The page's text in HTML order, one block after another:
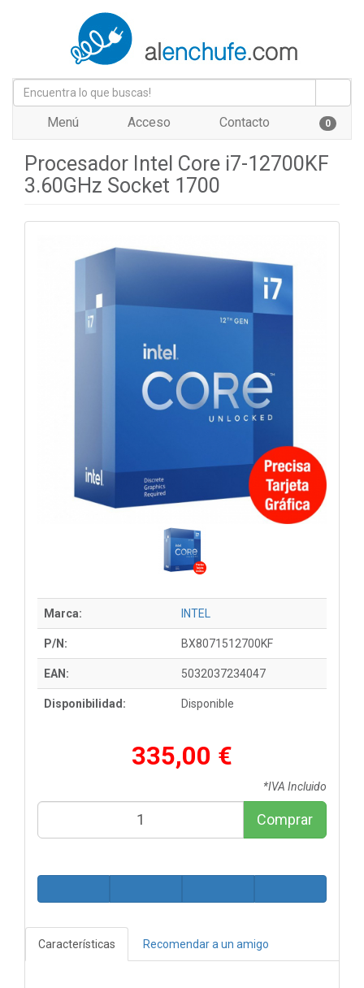
Menú Acceso Contacto 0
Procesador Intel Core i7-12700KF
3.60GHz Socket 1700
Marca: INTEL
P/N: BX8071512700KF
EAN: 5032037234047
Disponibilidad: Disponible
335,00 €
*IVA Incluido
Comprar
Características Recomendar a un amigo